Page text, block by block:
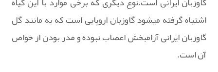
اشتباه گرفته میشود گاوزبان اروپایی است که به مانند گل
گاوزبان ایرانی آرامبخش اعصاب نبوده و مدر بودن از خواص
آن است.